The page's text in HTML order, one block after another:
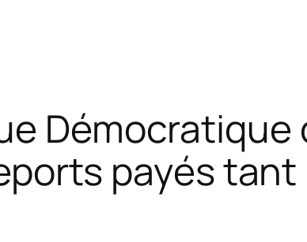
Démocratique
payés tant